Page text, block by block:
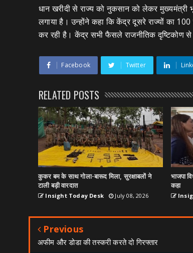
धान खरीदी से राज्य को नुकसान को लेकर
लगाया है। उन्होंने कहा कि केंद्र दूसरे राज्यों का
कर रही है। केंद्र सभी फैसले राजनीतिक दृष्टिकोण
Facebook Twitter
RELATED POSTS
कुकर बम के साथ गोला-बारूद मिला, सुरक्षाबलों ने
टाली बड़ी वारदात
Insight Today Desk July 08, 2026
भाजपा
कहा
Previous
अफीम और डोडा की तस्करी करते दो गिरफ्तार